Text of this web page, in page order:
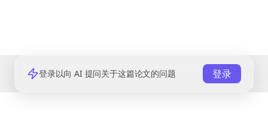
登录以向 AI 提问关于这篇论文的问题 登录